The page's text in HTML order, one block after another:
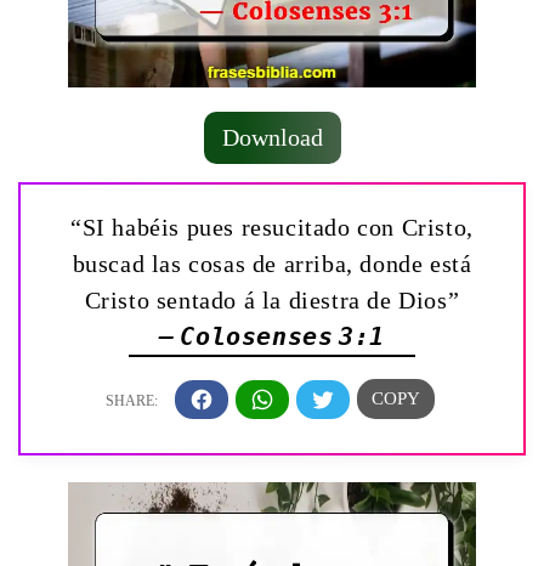
Download
“SI habéis pues resucitado con Cristo,
buscad las cosas de arriba, donde está
Cristo sentado á la diestra de Dios”
— Colosenses 3:1